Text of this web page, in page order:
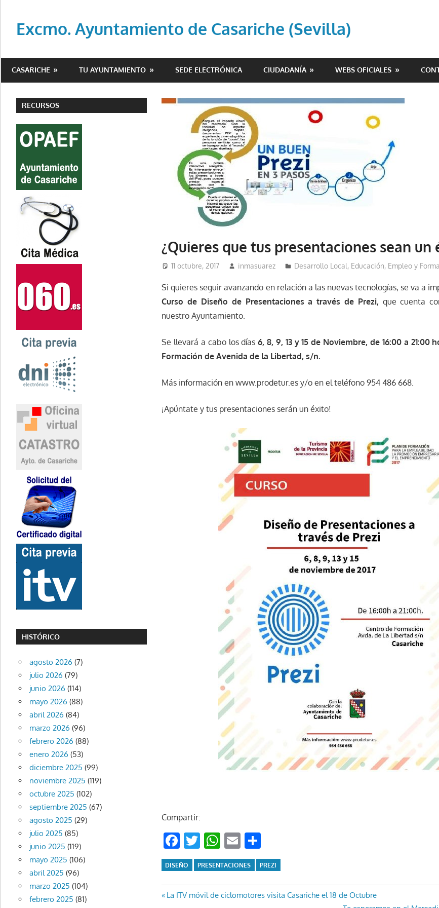
contenido
Excmo. Ayuntamiento de Casariche (Sevilla)
del
de
Casariche
CASARICHE TU AYUNTAMIENTO SEDE ELECTRÓNICA CIUDADANÍA WEBS OFICIALES
¿Quieres que tus presentaciones sean un
11 octubre, 2017 inmasuarez Desarrollo Local, Educación, Empleo y
Si quieres seguir avanzando en relación a las nuevas tecnologías, se va a
Curso de Diseño de Presentaciones a través de Prezi, que cuenta
nuestro Ayuntamiento.
Se llevará a cabo los días6, 8, 9, 13 y 15 de Noviembre, de 16:00 a 21:00
Formación de Avenida de la Libertad, s/n.
Más información en www.prodetur.es y/o en el teléfono 954 486 668.
¡Apúntate y tus presentaciones serán un éxito!
Compartir:
Facebook
Twitter
WhatsApp
Email
DISEÑO PRESENTACIONES PREZI
Navegación
Entrada
La ITV móvil de ciclomotores visita Casariche el 18 de Octubre
RECURSOS
HISTÓRICO
agosto 2026 (7)
julio 2026 (79)
junio 2026 (114)
mayo 2026 (88)
abril 2026 (84)
marzo 2026 (96)
febrero 2026 (88)
enero 2026 (53)
diciembre 2025 (99)
noviembre 2025 (119)
octubre 2025 (102)
septiembre 2025 (67)
agosto 2025 (29)
julio 2025 (85)
junio 2025 (119)
mayo 2025 (106)
abril 2025 (96)
marzo 2025 (104)
febrero 2025 (81)